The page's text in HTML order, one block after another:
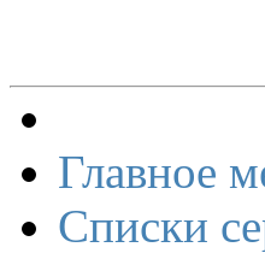
Главное
Списки